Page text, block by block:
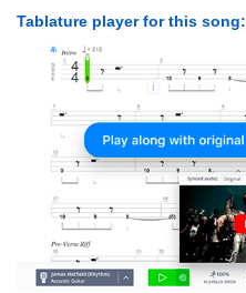
Tablature player for this song: